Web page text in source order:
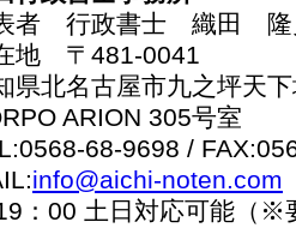
者 行政書士 織田 隆
地 〒481-0041
県北名古屋市九之坪天
ARION 305号室
68-9698 /
info@aichi-noten.com
：00 土日対応可能（※